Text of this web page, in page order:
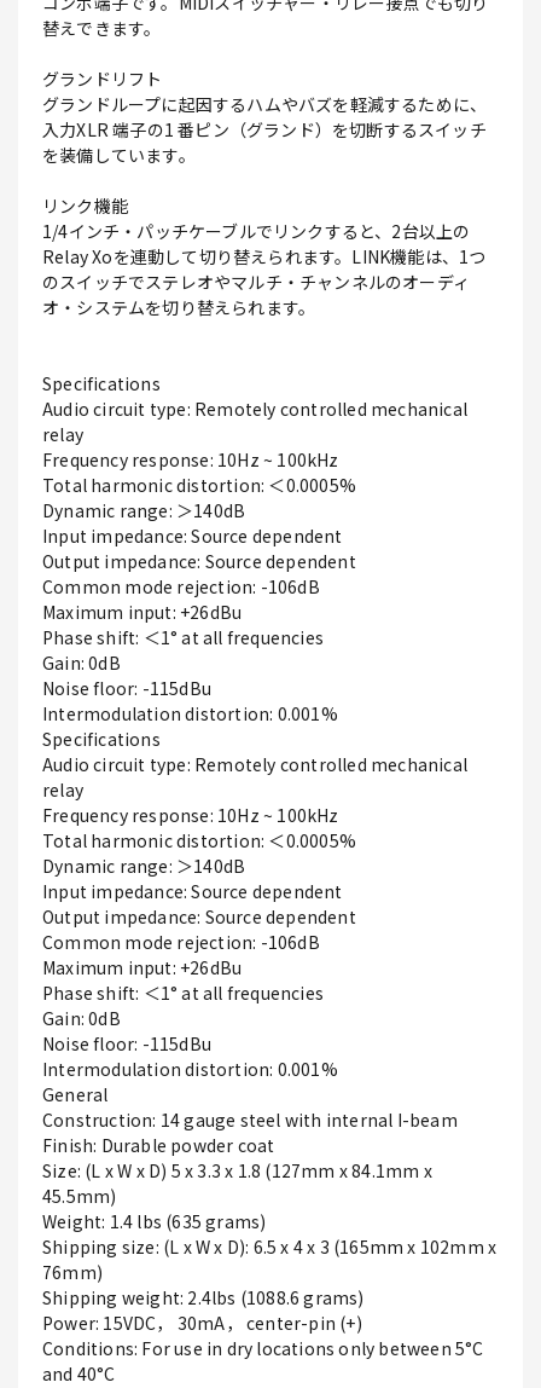
替えできます。
グランドリフト
グランドループに起因するハムやバズを軽減するために、
入力XLR 端子の1 番ピン（グランド）を切断するスイッチ
を装備しています。
リンク機能
1/4インチ・パッチケーブルでリンクすると、2台以上の
Relay Xoを連動して切り替えられます。LINK機能は、1つ
のスイッチでステレオやマルチ・チャンネルのオーディ
オ・システムを切り替えられます。
Specifications
Audio circuit type: Remotely controlled mechanical
relay
Frequency response: 10Hz ~ 100kHz
Total harmonic distortion: ＜0.0005%
Dynamic range: ＞140dB
Input impedance: Source dependent
Output impedance: Source dependent
Common mode rejection: -106dB
Maximum input: +26dBu
Phase shift: ＜1° at all frequencies
Gain: 0dB
Noise floor: -115dBu
Intermodulation distortion: 0.001%
Specifications
Audio circuit type: Remotely controlled mechanical
relay
Frequency response: 10Hz ~ 100kHz
Total harmonic distortion: ＜0.0005%
Dynamic range: ＞140dB
Input impedance: Source dependent
Output impedance: Source dependent
Common mode rejection: -106dB
Maximum input: +26dBu
Phase shift: ＜1° at all frequencies
Gain: 0dB
Noise floor: -115dBu
Intermodulation distortion: 0.001%
General
Construction: 14 gauge steel with internal I-beam
Finish: Durable powder coat
Size: (L x W x D) 5 x 3.3 x 1.8 (127mm x 84.1mm x
45.5mm)
Weight: 1.4 lbs (635 grams)
Shipping size: (L x W x D): 6.5 x 4 x 3 (165mm x 102mm x
76mm)
Shipping weight: 2.4lbs (1088.6 grams)
Power: 15VDC， 30mA， center-pin (+)
Conditions: For use in dry locations only between 5°C
and 40°C